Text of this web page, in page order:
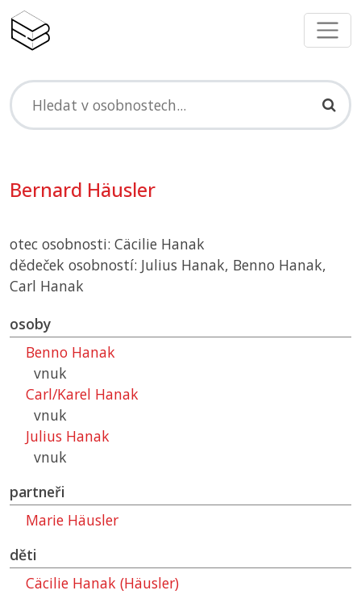
Bernard Häusler
otec osobnosti: Cäcilie Hanak
dědeček osobností: Julius Hanak, Benno Hanak,
Carl Hanak
osoby
Benno Hanak
vnuk
Carl/Karel Hanak
vnuk
Julius Hanak
vnuk
partneři
Marie Häusler
děti
Cäcilie Hanak (Häusler)